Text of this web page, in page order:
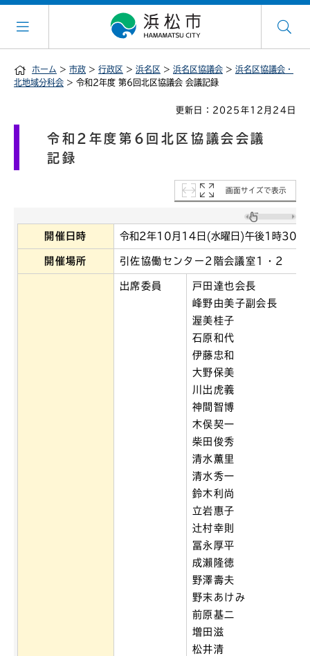
ホーム > 市政 > 行政区 > 浜名区 > 浜名区協議会 > 浜名区協議会・
北地域分科会 > 令和2年度 第6回北区協議会 会議記録
更新日：2025年12月24日
令和2年度第6回北区協議会会議
記録
画面サイズで表示
開催日時 令和2年10月14日(水曜日)午後1時30分
開催場所 引佐協働センター2階会議室1・2
出席委員
戸田達也会長
峰野由美子副会長
渥美桂子
石原和代
伊藤忠和
大野保美
川出虎義
神間智博
木俣契一
柴田俊秀
清水薫里
清水秀一
鈴木利尚
立岩惠子
辻村幸則
冨永厚平
成瀨隆徳
野澤壽夫
野末あけみ
前原基二
増田滋
松井清